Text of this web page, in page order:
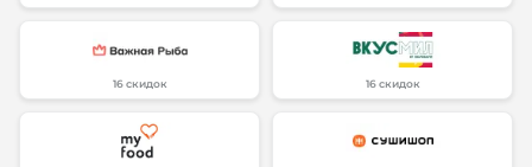
16 скидок 16 скидок